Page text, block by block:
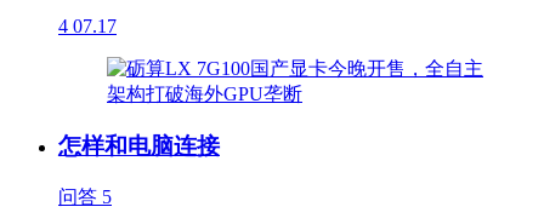
4 07.17
怎样和电脑连接
问答 5